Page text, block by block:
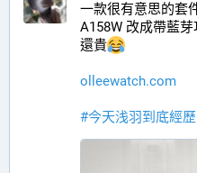
一款很有意思的套
A158W 改成帶藍
還貴
olleewatch.com
#今天浅羽到底經